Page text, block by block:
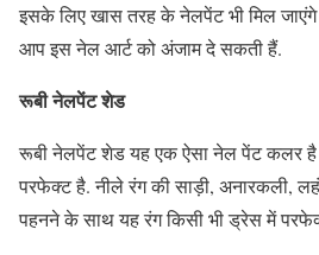
इसके लिए खास तरह के नेलपेंट भी मिल
आप इस नेल आर्ट को अंजाम दे सकती हैं.
रूबी नेलपेंट शेड
रूबी नेलपेंट शेड यह एक ऐसा नेल पेंट कलर है
परफेक्ट है. नीले रंग की साड़ी, अनारकली,
पहनने के साथ यह रंग किसी भी ड्रेस में